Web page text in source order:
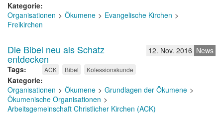
Kategorie
Organisationen
Ökumene
Evangelische Kirchen
Freikirchen
News
12. Nov. 2016
Die Bibel neu als Schatz
entdecken
Tags ACK Bibel Kofessionskunde
Kategorie
Organisationen
Ökumene
Grundlagen der Ökumene
Ökumenische Organisationen
Arbeitsgemeinschaft Christlicher Kirchen (ACK)